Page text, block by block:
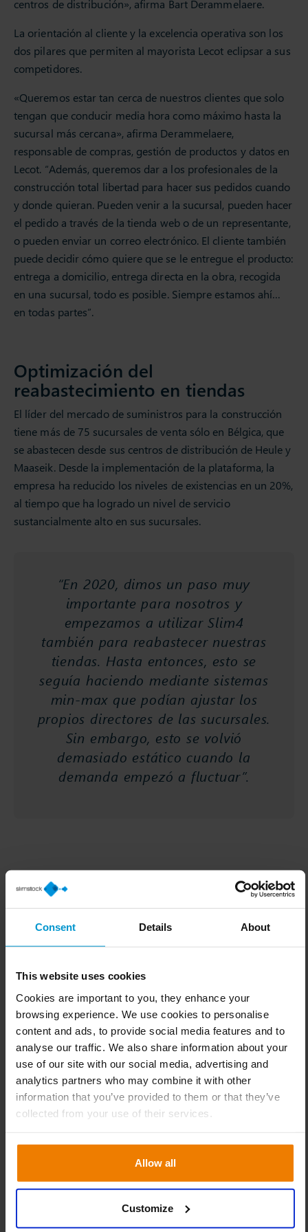
Consent Details About
This website uses cookies
Cookies are important to you, they enhance your
browsing experience. We use cookies to personalise
content and ads, to provide social media features and to
analyse our traffic. We also share information about your
use of our site with our social media, advertising and
analytics partners who may combine it with other
information that you’ve provided to them or that they’ve
collected from your use of their services.
Allow all
Customize
centros de distribución», afirma Bart Derammelaere.
La orientación al cliente y la excelencia operativa son los
dos pilares que permiten al mayorista Lecot eclipsar a sus
competidores.
«Queremos estar tan cerca de nuestros clientes que solo
tengan que conducir media hora como máximo hasta la
sucursal más cercana», afirma Derammelaere,
responsable de compras, gestión de productos y datos en
Lecot. “Además, queremos dar a los profesionales de la
construcción total libertad para hacer sus pedidos cuando
y donde quieran. Pueden venir a la sucursal, pueden hacer
el pedido a través de la tienda web o de un representante,
o pueden enviar un correo electrónico. El cliente también
puede decidir cómo quiere que se le entregue el producto:
entrega a domicilio, entrega directa en la obra, recogida
en una sucursal, todo es posible. Siempre estamos ahí…
en todas partes”.
Optimización del
reabastecimiento en tiendas
El líder del mercado de suministros para la construcción
tiene más de 75 sucursales de venta sólo en Bélgica, que
se abastecen desde sus centros de distribución de Heule y
Maaseik. Desde la implementación de la plataforma, la
empresa ha reducido los niveles de existencias en un 20%,
al tiempo que ha logrado un nivel de servicio
sustancialmente alto en sus sucursales.
“En 2020, dimos un paso muy
importante para nosotros y
empezamos a utilizar Slim4
también para reabastecer nuestras
tiendas. Hasta entonces, esto se
seguía haciendo mediante sistemas
min-max que podían ajustar los
propios directores de las sucursales.
Sin embargo, esto se volvió
demasiado estático cuando la
demanda empezó a fluctuar”.
Presión sobre los centros de
distribución
El antiguo sistema de reposición en tienda tampoco tenía
especialmente en Heule, desde donde se suministra la
mayoría de los productos.
“Tuvimos un par de años excepcionales durante la época
del coronavirus. Además, cada año se añaden una media
de cinco sucursales y se producen adquisiciones
periódicas. Todos estos puntos de venta adicionales tienen
que reabastecerse a partir de los centros de distribución
existentes. Se puede crecer añadiendo más personal, pero
Entonces es más probable que la gente se estorbe
mutuamente. Sabíamos que Slim4 es capaz de tener esto
en cuenta. Slim4 calcula las cantidades óptimas de los
pedidos y equilibra la disponibilidad y los costes”.